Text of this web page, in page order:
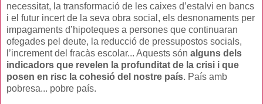
necessitat, la transformació de les caixes d’estalvi en bancs
i el futur incert de la seva obra social, els desnonaments per
impagaments d’hipoteques a persones que continuaran
ofegades pel deute, la reducció de pressupostos socials,
l’increment del fracàs escolar... Aquests són alguns dels
indicadors que revelen la profunditat de la crisi i que
posen en risc la cohesió del nostre país. País amb
pobresa... pobre país.